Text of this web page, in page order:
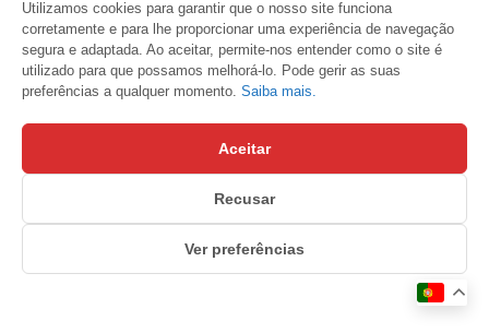
Utilizamos cookies para garantir que o nosso site funciona
corretamente e para lhe proporcionar uma experiência de navegação
segura e adaptada. Ao aceitar, permite-nos entender como o site é
utilizado para que possamos melhorá-lo. Pode gerir as suas
preferências a qualquer momento. Saiba mais.
Aceitar
Recusar
Ver preferências